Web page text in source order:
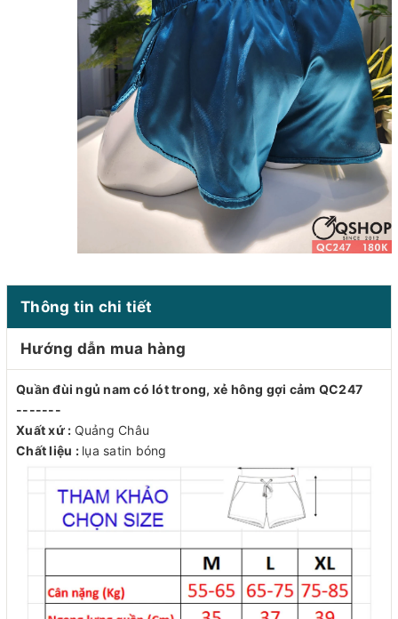
Thông tin chi tiết
Hướng dẫn mua hàng
Quần đùi ngủ nam có lót trong, xẻ hông gợi cảm QC247
-------
Xuất xứ : Quảng Châu
Chất liệu : lụa satin bóng